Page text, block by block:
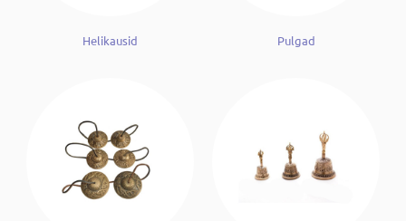
Helikausid Pulgad